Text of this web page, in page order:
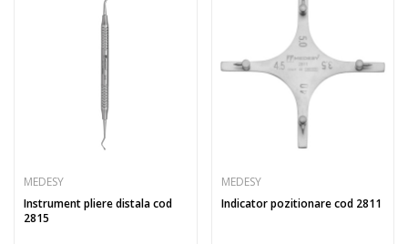
MEDESY
Instrument pliere distala cod
2815
MEDESY
Indicator pozitionare cod 2811